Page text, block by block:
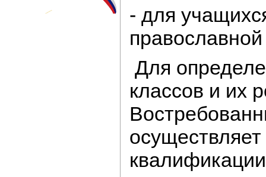
- для
Для
классов и их